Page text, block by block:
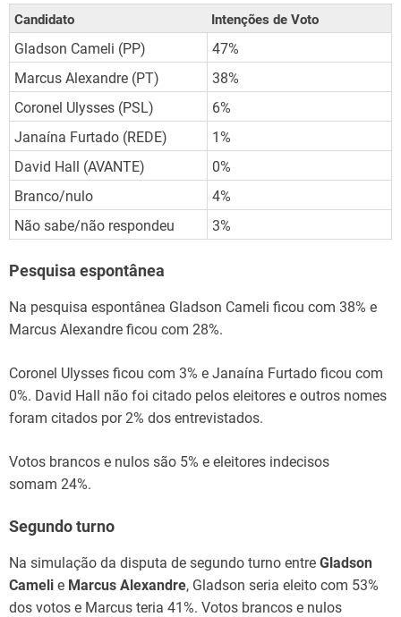
Candidato Intenções de Voto
Gladson Cameli (PP)
47%
Marcus Alexandre (PT)
38%
Coronel Ulysses (PSL)
6%
Janaína Furtado (REDE)
1%
David Hall (AVANTE)
0%
Branco/nulo
4%
Não sabe/não respondeu
3%
Pesquisa espontânea
Na pesquisa espontânea Gladson Cameli ficou com 38% e
Marcus Alexandre ficou com 28%.
Coronel Ulysses ficou com 3% e Janaína Furtado ficou com
0%. David Hall não foi citado pelos eleitores e outros nomes
foram citados por 2% dos entrevistados.
Votos brancos e nulos são 5% e eleitores indecisos
somam 24%.
Segundo turno
Na simulação da disputa de segundo turno entre Gladson
Cameli e Marcus Alexandre, Gladson seria eleito com 53%
dos votos e Marcus teria 41%. Votos brancos e nulos